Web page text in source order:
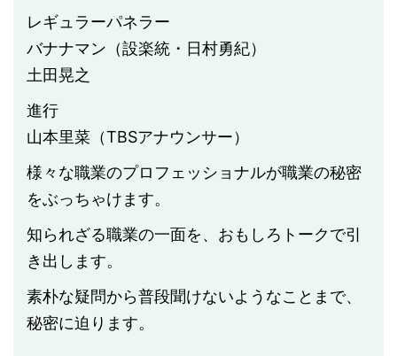
レギュラーパネラー
バナナマン（設楽統・日村勇紀）
土田晃之
進行
山本里菜（TBSアナウンサー）
様々な職業のプロフェッショナルが職業の秘密
をぶっちゃけます。
知られざる職業の一面を、おもしろトークで引
き出します。
素朴な疑問から普段聞けないようなことまで、
秘密に迫ります。